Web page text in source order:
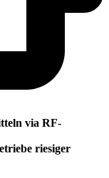
via RF-
riesiger